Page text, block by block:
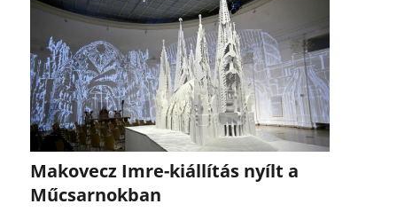
Makovecz Imre-kiállítás nyílt a
Műcsarnokban